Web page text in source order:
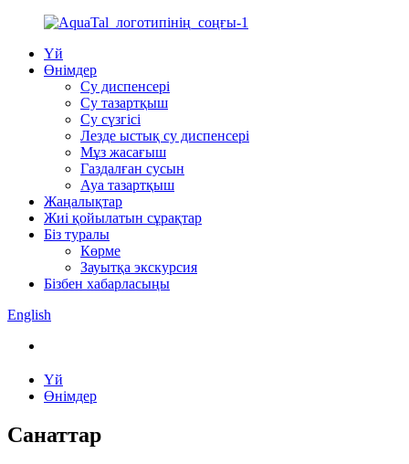
Үй
Өнімдер
Су диспенсері
Су тазартқыш
Су сүзгісі
Лезде ыстық су диспенсері
Мұз жасағыш
Газдалған сусын
Ауа тазартқыш
Жаңалықтар
Жиі қойылатын сұрақтар
Біз туралы
Көрме
Зауытқа экскурсия
Бізбен хабарласыңы
English
Үй
Өнімдер
Санаттар